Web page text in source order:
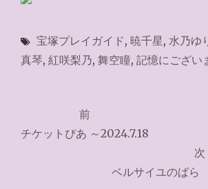
宝塚プレイガイド, 暁千星, 水乃ゆ
真琴, 紅咲梨乃, 舞空瞳, 記憶にござい
稿
前
チケットぴあ ～2024.7.18
次
ベルサイユのばら